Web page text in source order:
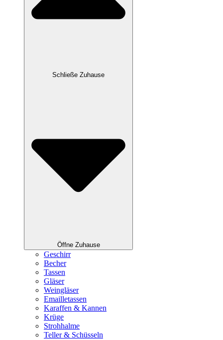
Schließe Zuhause
Öffne Zuhause
Geschirr
Becher
Tassen
Gläser
Weingläser
Emailletassen
Karaffen & Kannen
Krüge
Strohhalme
Teller & Schüsseln